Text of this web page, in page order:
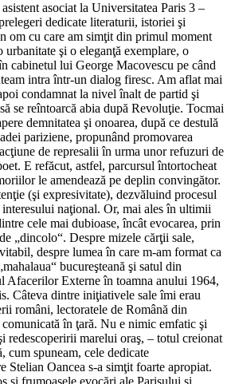
asociat la Universitatea Paris 3 –
dedicate literaturii, istoriei şi
om cu care am simţit din primul moment
şi o eleganţă exemplare, o
cabinetul lui George Macovescu pe când
intra într-un dialog firesc. Am aflat mai
condamnat la nivel înalt de partid şi
se reîntoarcă abia după Revoluţie. Tocmai
demnitatea şi onoarea, după ce destulă
pariziene, propunând promovarea
de represalii în urma unor refuzuri de
E refăcut, astfel, parcursul întortocheat
le amendează pe deplin convingător.
(şi expresivitate), dezvăluind procesul
naţional. Or, mai ales în ultimii
cele mai dubioase, încât evocarea, prin
„dincolo“. Despre mizele cărţii sale,
despre lumea în care m-am format ca
bucureşteană şi satul din
Afacerilor Externe în toamna anului 1964,
Câteva dintre iniţiativele sale îmi erau
români, lectoratele de Română din
în ţară. Nu e nimic emfatic şi
redescoperirii marelui oraş, – totul creionat
cum spuneam, cele dedicate
Stelian Oancea s-a simţit foarte apropiat.